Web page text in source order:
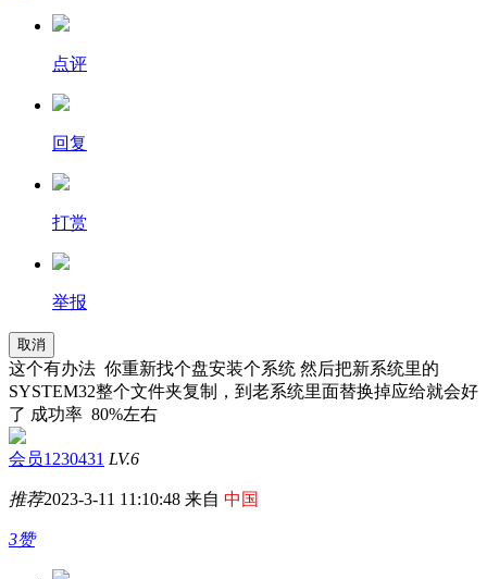
点评
回复
打赏
举报
取消
这个有办法 你重新找个盘安装个系统 然后把新系统里的
SYSTEM32整个文件夹复制，到老系统里面替换掉应给就会好
了 成功率 80%左右
会员1230431 LV.6
推荐2023-3-11 11:10:48 来自 中国
3赞